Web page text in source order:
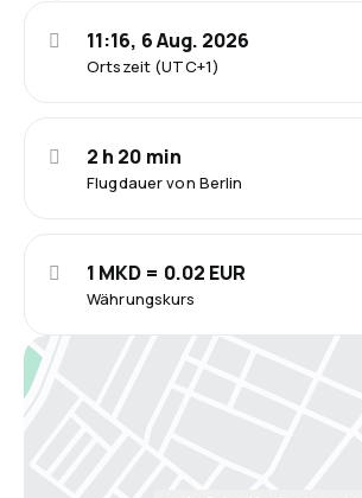
Ortszeit (UTC+1)
11:16, 6 Aug. 2026
Flugdauer von Berlin
2 h 20 min
Währungskurs
1 MKD = 0.02 EUR